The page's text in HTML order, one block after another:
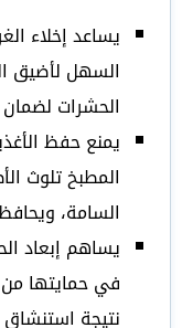
يساعد إخلاء
السهل لأضيق
الحشرات
يمنع حفظ
المطبخ تلوث
السامة،
يساهم إبعاد
في حمايتها من
نتيجة استنشاق